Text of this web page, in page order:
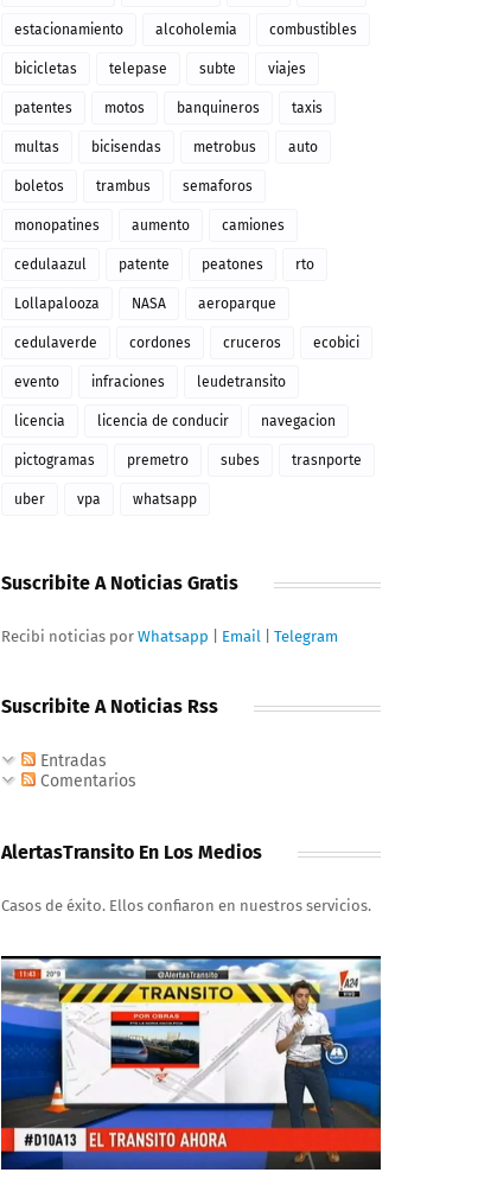
estacionamiento alcoholemia combustibles
bicicletas telepase subte viajes
patentes motos banquineros taxis
multas bicisendas metrobus auto
boletos trambus semaforos
monopatines aumento camiones
cedulaazul patente peatones rto
Lollapalooza NASA aeroparque
cedulaverde cordones cruceros ecobici
evento infraciones leudetransito
licencia licencia de conducir navegacion
pictogramas premetro subes trasnporte
uber vpa whatsapp
Suscribite A Noticias Gratis
Recibi noticias por Whatsapp Email Telegram
Suscribite A Noticias Rss
Entradas
Comentarios
AlertasTransito En Los Medios
Casos de éxito. Ellos confiaron en nuestros servicios.